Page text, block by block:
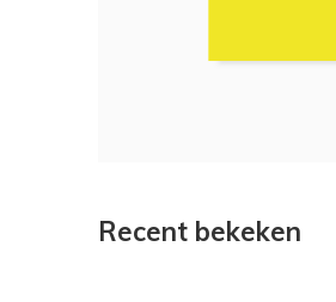
Recent bekeken